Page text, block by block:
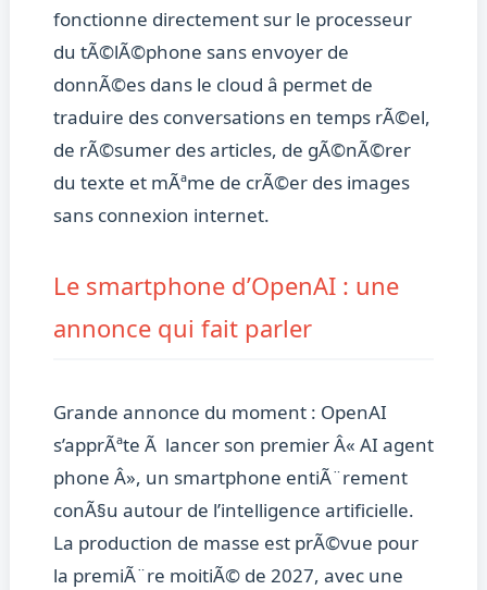
fonctionne directement sur le processeur
du tÃ©lÃ©phone sans envoyer de
donnÃ©es dans le cloud â permet de
traduire des conversations en temps rÃ©el,
de rÃ©sumer des articles, de gÃ©nÃ©rer
du texte et mÃªme de crÃ©er des images
sans connexion internet.
Le smartphone d’OpenAI : une
annonce qui fait parler
Grande annonce du moment : OpenAI
s’apprÃªte Ã lancer son premier Â« AI agent
phone Â», un smartphone entiÃ¨rement
conÃ§u autour de l’intelligence artificielle.
La production de masse est prÃ©vue pour
la premiÃ¨re moitiÃ© de 2027, avec une